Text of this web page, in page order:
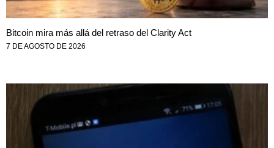
Bitcoin mira más allá del retraso del Clarity Act
7 DE AGOSTO DE 2026